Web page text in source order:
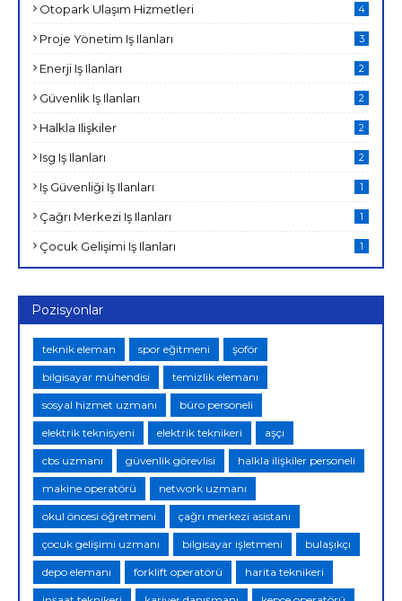
Otopark Ulaşım Hizmetleri 4
Proje Yönetim Iş Ilanları 3
Enerji Iş Ilanları 2
Güvenlik Iş Ilanları 2
Halkla Ilişkiler 2
Isg Iş Ilanları 2
Iş Güvenliği Iş Ilanları 1
Çağrı Merkezi Iş Ilanları 1
Çocuk Gelişimi Iş Ilanları 1
Pozisyonlar
teknik eleman spor eğitmeni şoför
bilgisayar mühendisi temizlik elemanı
sosyal hizmet uzmanı büro personeli
elektrik teknisyeni elektrik teknikeri aşçı
cbs uzmanı güvenlik görevlisi halkla ilişkiler personeli
makine operatörü network uzmanı
okul öncesi öğretmeni çağrı merkezi asistanı
çocuk gelişimi uzmanı bilgisayar işletmeni bulaşıkçı
depo elemanı forklift operatörü harita teknikeri